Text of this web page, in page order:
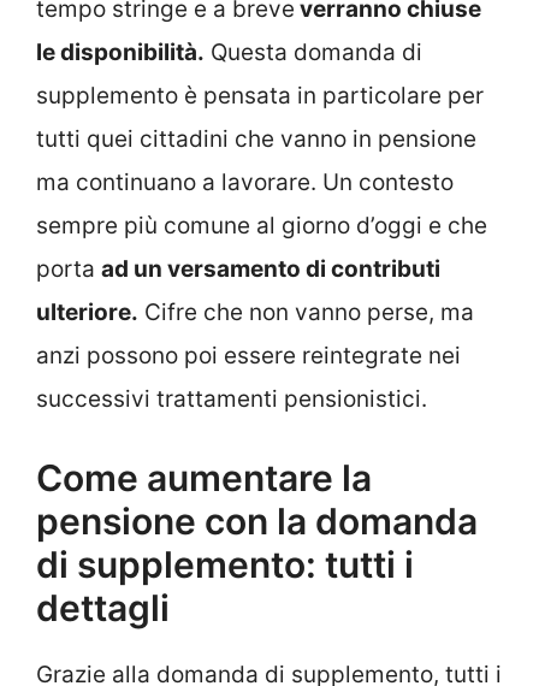
tempo stringe e a breve verranno chiuse
le disponibilità. Questa domanda di
supplemento è pensata in particolare per
tutti quei cittadini che vanno in pensione
ma continuano a lavorare. Un contesto
sempre più comune al giorno d’oggi e che
porta ad un versamento di contributi
ulteriore. Cifre che non vanno perse, ma
anzi possono poi essere reintegrate nei
successivi trattamenti pensionistici.
Come aumentare la
pensione con la domanda
di supplemento: tutti i
dettagli
Grazie alla domanda di supplemento, tutti i